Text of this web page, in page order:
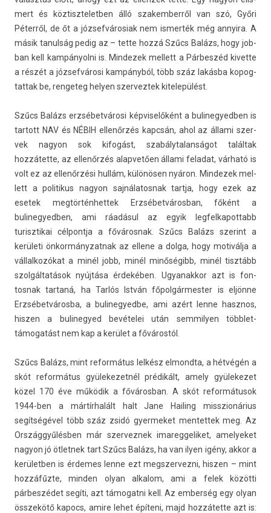
mert és köz­tiszteletb­en álló szakem­berről van szó, Győri
Péterről, de őt a józ­sefvárosiak nem is­merték még an­nyira. A
másik tanul­ság pedig az – tette hozzá Szűcs Balázs, hogy job­
ban kell kam­pányol­ni is. Min­dezek mel­lett a Párbeszéd kivet­te
a részét a józsefvárosi kampányból, több száz lakásba kopog­
tattak be, re­ngeteg hely­en szer­veztek kitelepülést.
Szűcs Balázs erzsébetvárosi kép­viselőként a bulinegyedb­en is
tar­tott NAV és NÉBIH ellenőrzés kapcsán, ahol az állami szer­
vek nagyon sok kifogást, szabálytalan­ságot találtak
hozzátette, az ellenőrzés al­ap­vető­en állami feladat, várható is
volt ez az ellenőrzési hullám, különösen nyáron. Min­dezek mel­
lett a politikus nagyon saj­nálatos­nak tartja, hogy ezek az
esetek meg­történ­hettek Erzsébet­város­ban, főként a
bulinegyedb­en, ami ráadásul az egyik leg­felkapot­tabb
turisztikai cél­pontja a főváros­nak. Szűcs Balázs szerint a
kerületi önkor­mányzat­nak az el­lene a dolga, hogy motiválja a
vál­lalkozókat a minél jobb, minél minőségibb, minél tisztább
szolgáltatások nyújtása érdekében. Ugyanak­kor azt is fon­
tosnak tar­taná, ha Tarlós István főpol­gármest­er is eljönne
Erzsébetvárosba, a bulinegyed­be, ami azért lenne hasznos,
hisz­en a bulinegyed bevételei után sem­mily­en többlet­
támogatást nem kap a kerület a fővárostól.
Szűcs Balázs, mint re­for­mátus lelkész el­mondta, a hétvégén a
skót re­for­mátus gyülekezet­nél prédikált, amely gyülekezet
közel 170 éve működik a főváros­ban. A skót re­for­mátusok
1944-ben a mártírhalált halt Jane Hail­ing mis­szionárius
segítségével több száz zsidó gyer­meket men­tettek meg. Az
Országgyűlésben már szer­veznek im­areg­geliket, amelyeket
nagyon jó ötlet­nek tart Szűcs Balázs, ha van ilyen igény, akkor a
kerületb­en is érdemes lenne ezt megszer­vezni, hisz­en – mint
hozzáfűzte, mind­en olyan al­kalom, ami a felek közötti
párbeszédet segíti, azt támogat­ni kell. Az em­ber­ség egy olyan
összekötő kapocs, amire lehet építeni, majd hozzátette azt is: